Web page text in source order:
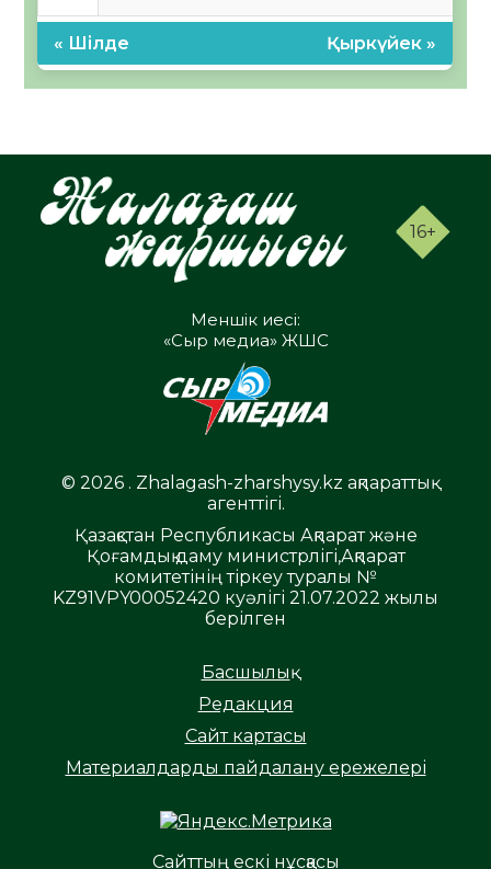
« Шілде Қыркүйек »
16+
Меншік иесі:
«Сыр медиа» ЖШС
© 2026 . Zhalagash-zharshysy.kz ақпараттық
агенттігі.
Қазақстан Республикасы Ақпарат және
Қоғамдық даму министрлігі,Ақпарат
комитетінің тіркеу туралы №
KZ91VPY00052420 куәлігі 21.07.2022 жылы
берілген
Басшылық
Редакция
Сайт картасы
Материалдарды пайдалану ережелері
Сайттың ескі нұсқасы